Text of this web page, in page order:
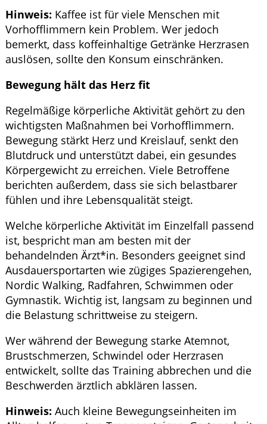
Hinweis: Kaffee ist für viele Menschen mit
Vorhofflimmern kein Problem. Wer jedoch
bemerkt, dass koffeinhaltige Getränke Herzrasen
auslösen, sollte den Konsum einschränken.
Bewegung hält das Herz fit
Regelmäßige körperliche Aktivität gehört zu den
wichtigsten Maßnahmen bei Vorhofflimmern.
Bewegung stärkt Herz und Kreislauf, senkt den
Blutdruck und unterstützt dabei, ein gesundes
Körpergewicht zu erreichen. Viele Betroffene
berichten außerdem, dass sie sich belastbarer
fühlen und ihre Lebensqualität steigt.
Welche körperliche Aktivität im Einzelfall passend
ist, bespricht man am besten mit der
behandelnden Ärzt*in. Besonders geeignet sind
Ausdauersportarten wie zügiges Spazierengehen,
Nordic Walking, Radfahren, Schwimmen oder
Gymnastik. Wichtig ist, langsam zu beginnen und
die Belastung schrittweise zu steigern.
Wer während der Bewegung starke Atemnot,
Brustschmerzen, Schwindel oder Herzrasen
entwickelt, sollte das Training abbrechen und die
Beschwerden ärztlich abklären lassen.
Hinweis: Auch kleine Bewegungseinheiten im